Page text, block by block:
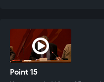
Point 15